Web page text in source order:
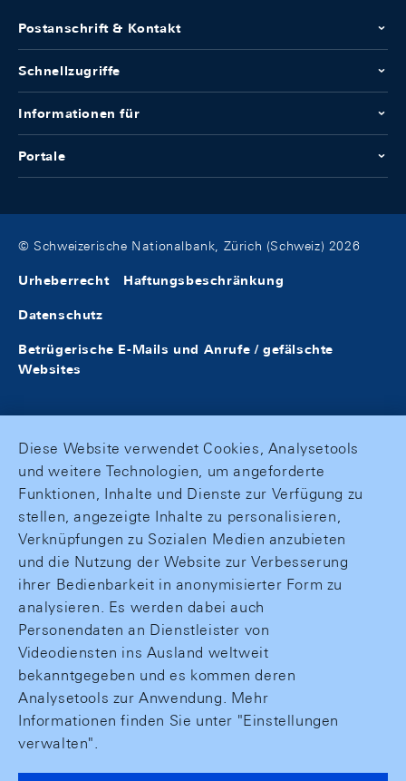
Postanschrift & Kontakt
Schnellzugriffe
Informationen für
Portale
© Schweizerische Nationalbank, Zürich (Schweiz) 2026
Urheberrecht Haftungsbeschränkung
Datenschutz
Betrügerische E-Mails und Anrufe / gefälschte
Websites
Diese Website verwendet Cookies, Analysetools
und weitere Technologien, um angeforderte
Funktionen, Inhalte und Dienste zur Verfügung zu
stellen, angezeigte Inhalte zu personalisieren,
Verknüpfungen zu Sozialen Medien anzubieten
und die Nutzung der Website zur Verbesserung
ihrer Bedienbarkeit in anonymisierter Form zu
analysieren. Es werden dabei auch
Personendaten an Dienstleister von
Videodiensten ins Ausland weltweit
bekanntgegeben und es kommen deren
Analysetools zur Anwendung. Mehr
Informationen finden Sie unter "Einstellungen
verwalten".